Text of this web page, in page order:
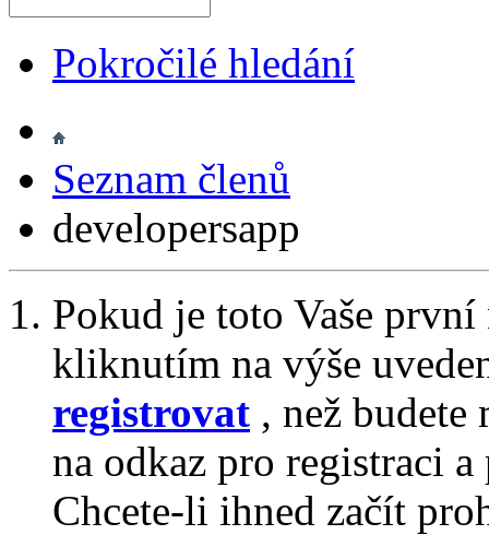
Pokročilé hledání
Seznam členů
developersapp
Pokud je toto Vaše
kliknutím na výše
registrovat , než
na odkaz pro registraci
Chcete-li ihned začít